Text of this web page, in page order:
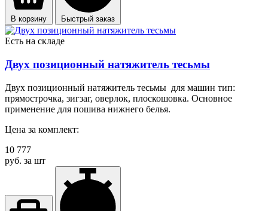
В корзину Быстрый заказ
Есть на складе
Двух позиционный натяжитель тесьмы
Двух позиционный натяжитель тесьмы для машин тип:
прямострочка, зигзаг, оверлок, плоскошовка. Основное
применение для пошива нижнего белья.
Цена за комплект:
10 777
руб. за шт